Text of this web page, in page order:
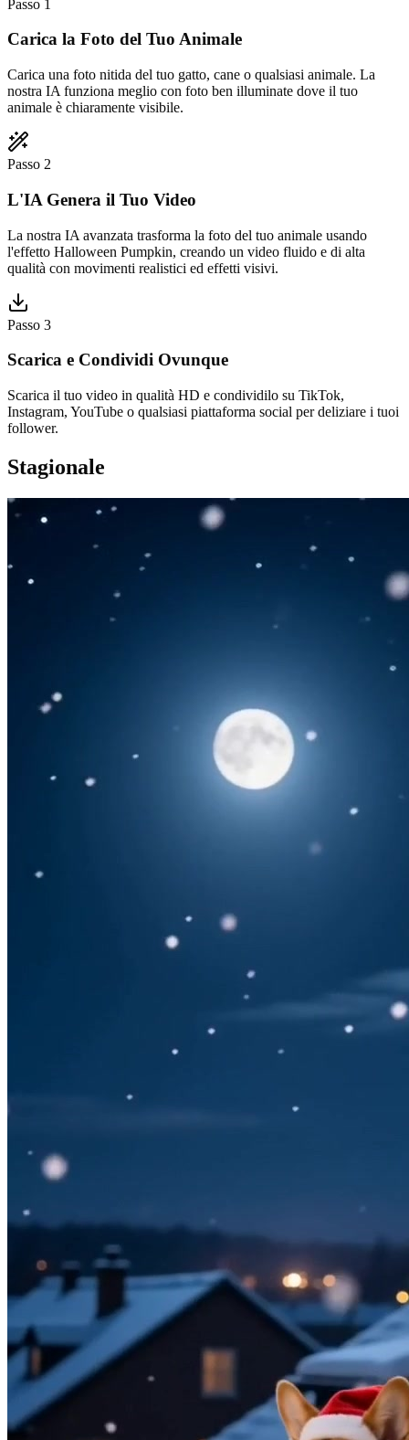
Passo 1
Carica la Foto del Tuo Animale
Carica una foto nitida del tuo gatto, cane o qualsiasi animale. La
nostra IA funziona meglio con foto ben illuminate dove il tuo
animale è chiaramente visibile.
Passo 2
L'IA Genera il Tuo Video
La nostra IA avanzata trasforma la foto del tuo animale usando
l'effetto Halloween Pumpkin, creando un video fluido e di alta
qualità con movimenti realistici ed effetti visivi.
Passo 3
Scarica e Condividi Ovunque
Scarica il tuo video in qualità HD e condividilo su TikTok,
Instagram, YouTube o qualsiasi piattaforma social per deliziare i tuoi
follower.
Stagionale